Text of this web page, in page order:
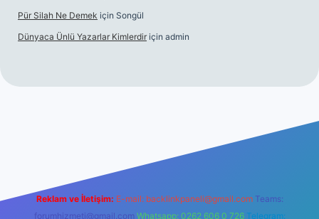
Pür Silah Ne Demek için Songül
Dünyaca Ünlü Yazarlar Kimlerdir için admin
Reklam ve İletişim: E-mail: backlinkpaneli@gmail.com Teams:
forumhizmeti@gmail.com Whatsapp: 0262 606 0 726 Telegram: